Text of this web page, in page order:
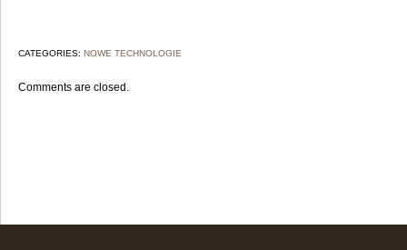
CATEGORIES: NOWE TECHNOLOGIE
Comments are closed.